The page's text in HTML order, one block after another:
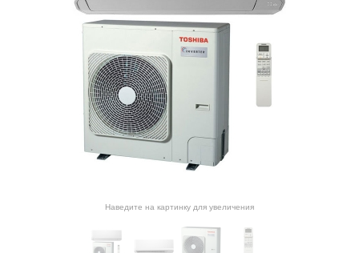
Наведите на картинку для увеличения